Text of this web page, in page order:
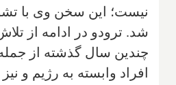
نیست؛ این سخن وی با
شد. ترودو در ادامه از
چندین سال گذشته از
افراد وابسته به رژیم و